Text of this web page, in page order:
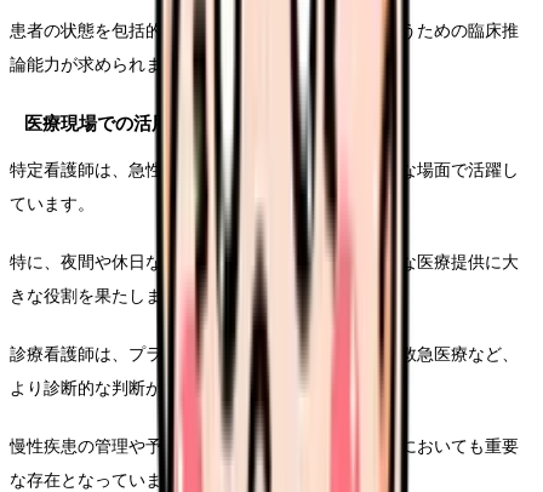
患者の状態を包括的に評価し、適切な医療判断を行うための臨床推
論能力が求められます。
医療現場での活用シーン
特定看護師は、急性期医療から在宅医療まで、様々な場面で活躍し
ています。
特に、夜間や休日など、医師の不在時における迅速な医療提供に大
きな役割を果たします。
診療看護師は、プライマリケアや専門クリニック、救急医療など、
より診断的な判断が必要な場面で力を発揮します。
慢性疾患の管理や予防医療など、継続的な医療提供においても重要
な存在となっています。